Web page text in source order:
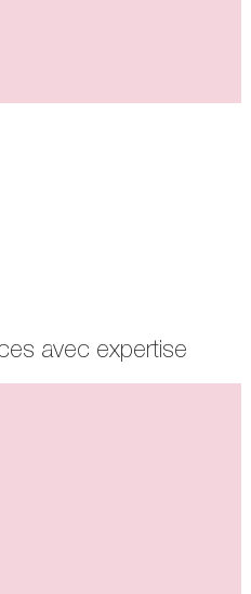
avec expertise